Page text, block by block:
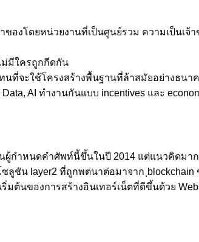
องโดยหน่วยงานที่เป็นศูนย์รวม ความเป็นเจ้
ม่มีใครถูกกีดกัน
ที่จะใช้โครงสร้างพื้นฐานที่ล้าสมัยอย่างธนาค
AI ทำงานกันแบบ incentives และ
กำหนดคำศัพท์นี้ขึ้นในปี 2014 แต่แนวคิดมา
ลูชัน layer2 ที่ถูกพตนาต่อมาจาก
มต้นของการสร้างอินเทอร์เน็ตที่ดีขึ้นด้วย